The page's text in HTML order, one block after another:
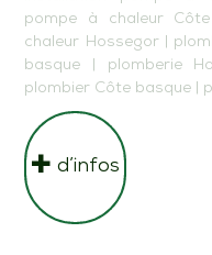
pompe à chaleur
chaleur Hossegor|
basque
plomberie
plombier Côte basque
d’infos